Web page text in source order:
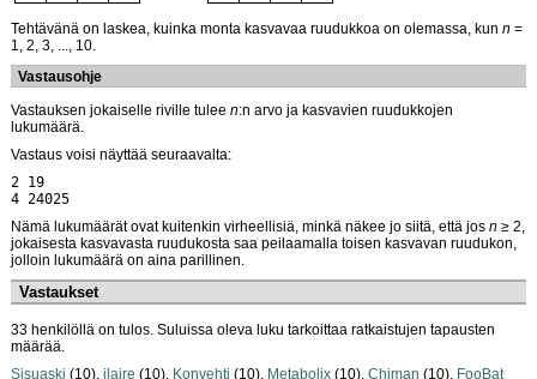
Tehtävänä on laskea, kuinka monta kasvavaa ruudukkoa on olemassa, kun n =
1, 2, 3, ..., 10.
Vastausohje
Vastauksen jokaiselle riville tulee n:n arvo ja kasvavien ruudukkojen
lukumäärä.
Vastaus voisi näyttää seuraavalta:
2 19
4 24025
Nämä lukumäärät ovat kuitenkin virheellisiä, minkä näkee jo siitä, että jos n ≥ 2,
jokaisesta kasvavasta ruudukosta saa peilaamalla toisen kasvavan ruudukon,
jolloin lukumäärä on aina parillinen.
Vastaukset
33 henkilöllä on tulos. Suluissa oleva luku tarkoittaa ratkaistujen tapausten
määrää.
Sisuaski (10), jlaire (10), Konvehti (10), Metabolix (10), Chiman (10), FooBat